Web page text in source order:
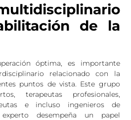
de la
óptima, es importante
relacionado con la
puntos de vista. Este grupo
terapeutas profesionales,
e incluso ingenieros de
desempeña un papel